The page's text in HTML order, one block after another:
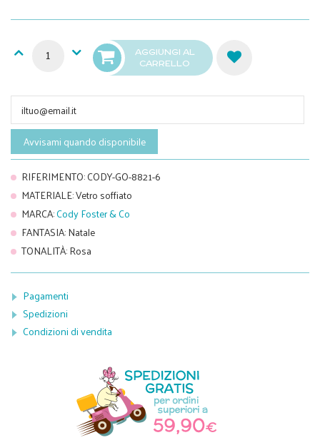
AGGIUNGI AL
CARRELLO
Avvisami quando disponibile
RIFERIMENTO:CODY-GO-8821-6
MATERIALE:Vetro soffiato
MARCA:Cody Foster & Co
FANTASIA:Natale
TONALITÀ:Rosa
Pagamenti
Spedizioni
Condizioni di vendita